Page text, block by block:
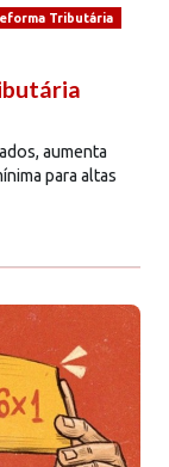
Tributária
aumenta
para altas